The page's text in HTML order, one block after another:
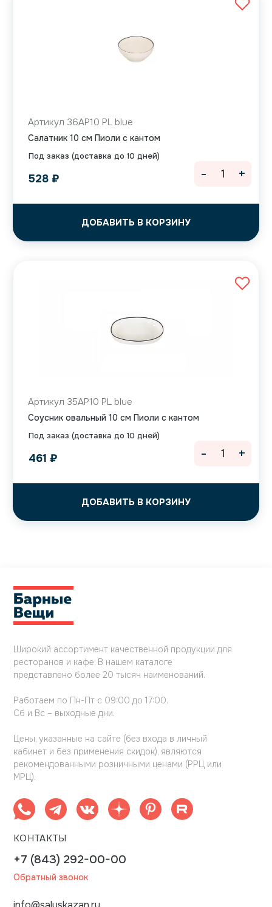
Под заказ (доставка до 10 дней)
Артикул 36AP10 PL blue
Салатник 10 см Пиоли с кантом
528 ₽
ДОБАВИТЬ В КОРЗИНУ
- +
Под заказ (доставка до 10 дней)
Артикул 35AP10 PL blue
Соусник овальный 10 см Пиоли с кантом
461 ₽
ДОБАВИТЬ В КОРЗИНУ
- +
Широкий ассортимент качественной продукции для
ресторанов и кафе. В нашем каталоге
представлено более 20 тысяч наименований.
Работаем по Пн-Пт с 09:00 до 17:00.
Сб и Вс – выходные дни.
Цены, указанные на сайте (без входа в личный
кабинет и без применения скидок), являются
рекомендованными розничными ценами (РРЦ или
МРЦ).
КОНТАКТЫ
+7 (843) 292-00-00
Обратный звонок